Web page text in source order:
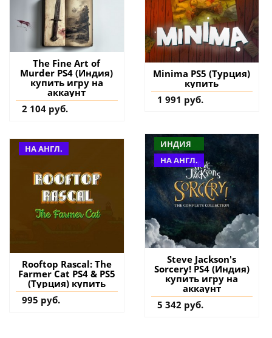
The Fine Art of
Murder PS4 (Индия)
купить игру на
аккаунт
2 104 руб.
Minima PS5 (Турция)
купить
1 991 руб.
НА АНГЛ.
Rooftop Rascal: The
Farmer Cat PS4 & PS5
(Турция) купить
995 руб.
ИНДИЯ
НА АНГЛ.
Steve Jackson's
Sorcery! PS4 (Индия)
купить игру на
аккаунт
5 342 руб.